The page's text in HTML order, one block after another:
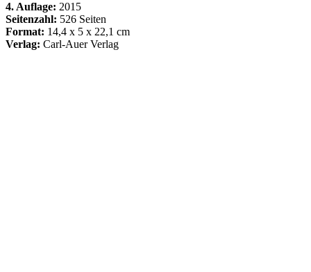
4. Auflage: 2015
Seitenzahl: 526 Seiten
Format: 14,4 x 5 x 22,1 cm
Verlag: Carl-Auer Verlag